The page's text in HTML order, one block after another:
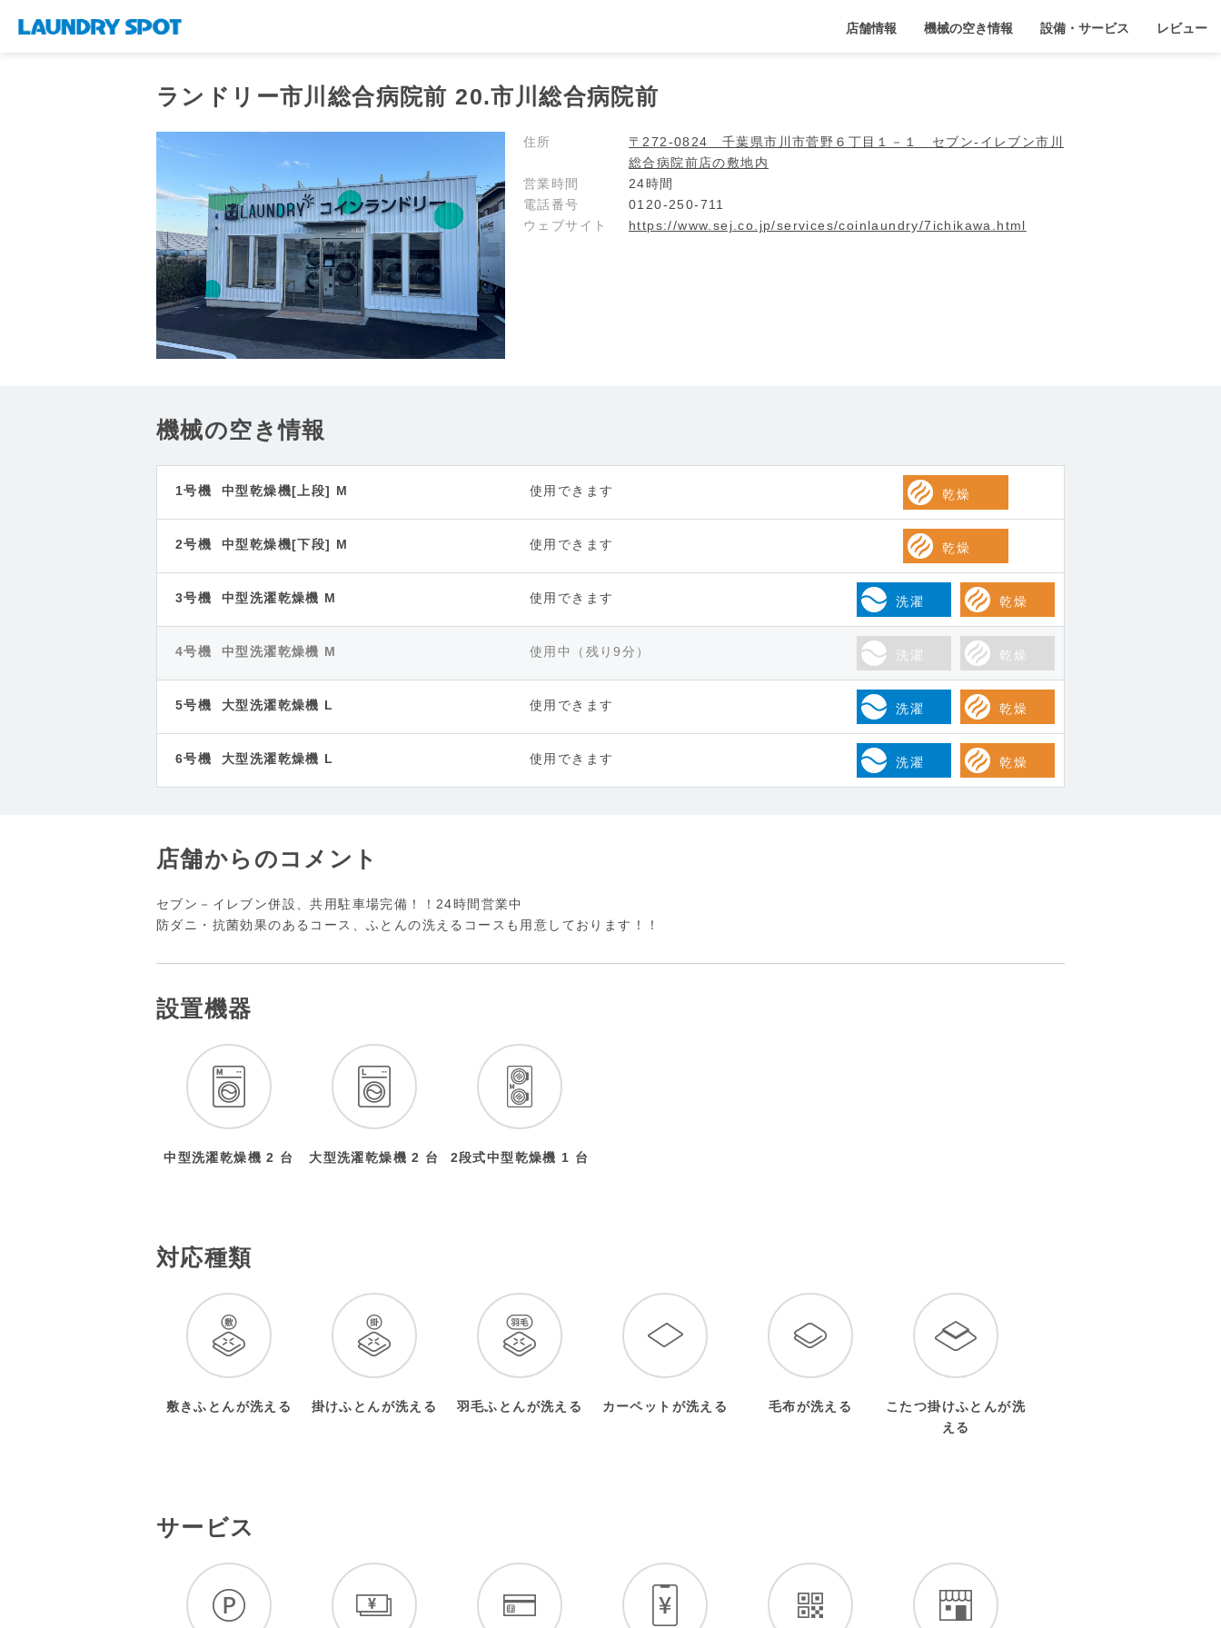
店舗情報 機械の空き情報 設備・サービス レビュー
ランドリー市川総合病院前 20.市川総合病院前
住所
〒272-0824 千葉県市川市菅野６丁目１－１ セブン‐イレブン市川
総合病院前店の敷地内
営業時間
24時間
電話番号
0120-250-711
ウェブサイト
https://www.sej.co.jp/services/coinlaundry/7ichikawa.html
機械の空き情報
1号機 中型乾燥機[上段] M 使用できます 乾燥
2号機 中型乾燥機[下段] M 使用できます 乾燥
3号機 中型洗濯乾燥機 M 使用できます 洗濯 乾燥
4号機 中型洗濯乾燥機 M 使用中（残り9分） 洗濯 乾燥
5号機 大型洗濯乾燥機 L 使用できます 洗濯 乾燥
6号機 大型洗濯乾燥機 L 使用できます 洗濯 乾燥
店舗からのコメント
セブン－イレブン併設、共用駐車場完備！！24時間営業中
防ダニ・抗菌効果のあるコース、ふとんの洗えるコースも用意しております！！
設置機器
中型洗濯乾燥機 2 台 大型洗濯乾燥機 2 台 2段式中型乾燥機 1 台
対応種類
敷きふとんが洗える 掛けふとんが洗える 羽毛ふとんが洗える カーペットが洗える 毛布が洗える
こたつ掛けふとんが洗
える
サービス